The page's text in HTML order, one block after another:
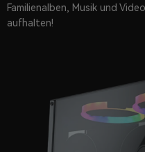
Familienalben, Musik und
aufhalten!